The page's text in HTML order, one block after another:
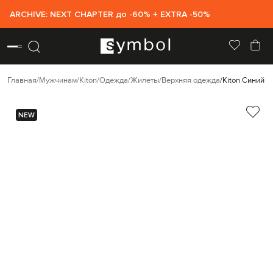
ARCHIVE: NEXT CHAPTER до -60% + EXTRA -50%
Главная Мужчинам Kiton Одежда Жилеты Верхняя одежда Kiton Синий
NEW